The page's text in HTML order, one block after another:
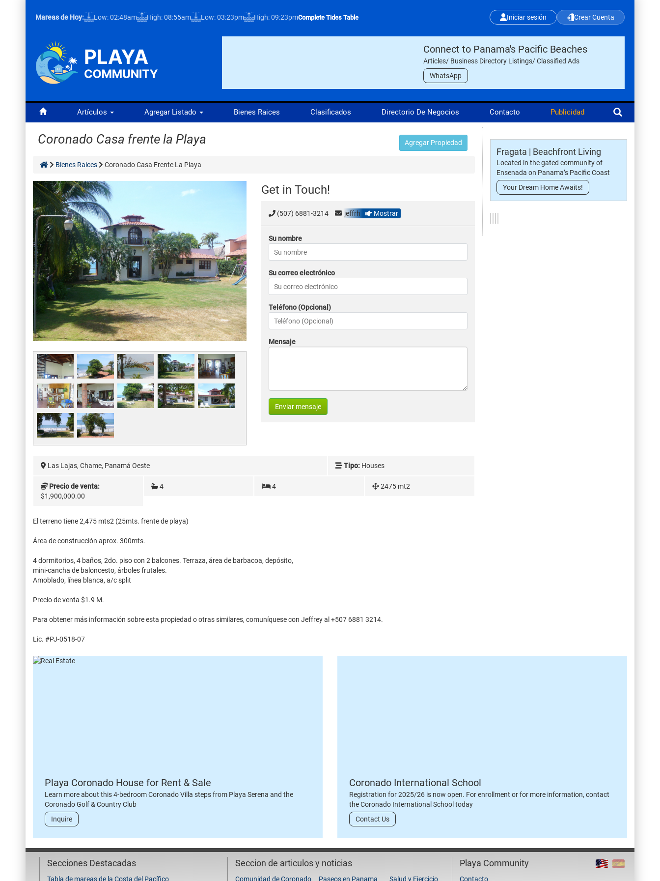
Mareas de Hoy: Low: 02:48am High: 08:55am Low: 03:23pm High: 09:23pmComplete Tides Table Iniciar sesión Crear Cuenta
Connect to Panama's Pacific Beaches
Articles/ Business Directory Listings/ Classified Ads
WhatsApp
Artículos Agregar Listado Bienes Raices Clasificados Directorio De Negocios Contacto Publicidad
Coronado Casa frente la Playa Agregar Propiedad
Bienes Raices Coronado Casa Frente La Playa
Get in Touch!
(507) 6881-3214 jeffrh Mostrar
Su nombre
Su correo electrónico
Teléfono (Opcional)
Mensaje
Enviar mensaje
Las Lajas, Chame, Panamá Oeste Tipo: Houses
Precio de venta:
$1,900,000.00
4 4 2475 mt2
El terreno tiene 2,475 mts2 (25mts. frente de playa)
Área de construcción aprox. 300mts.
4 dormitorios, 4 baños, 2do. piso con 2 balcones. Terraza, área de barbacoa, depósito,
mini-cancha de baloncesto, árboles frutales.
Amoblado, línea blanca, a/c split
Precio de venta $1.9 M.
Para obtener más información sobre esta propiedad o otras similares, comuníquese con Jeffrey al +507 6881 3214.
Lic. #PJ-0518-07
Fragata | Beachfront Living
Located in the gated community of
Ensenada on Panama’s Pacific Coast
Your Dream Home Awaits!
Playa Coronado House for Rent & Sale
Learn more about this 4-bedroom Coronado Villa steps from Playa Serena and the
Coronado Golf & Country Club
Inquire
Coronado International School
Registration for 2025/26 is now open. For enrollment or for more information, contact
the Coronado International School today
Contact Us
Secciones Destacadas
Tabla de mareas de la Costa del Pacífico
Seccion de articulos y noticias
Comunidad de Coronado Paseos en Panama Salud y Ejercicio
Playa Community
Contacto